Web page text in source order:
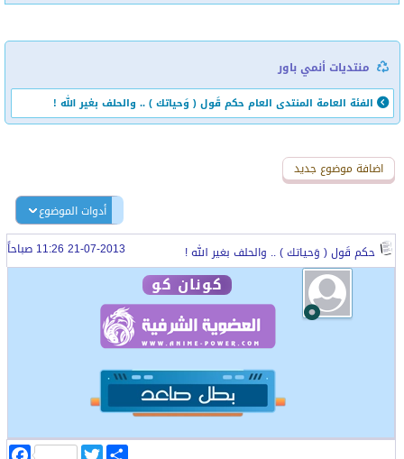
منتديات أنمي باور
الفئة العامة المنتدى العام حكم قَول ( وَحياتك ) .. والحلف بغير الله !
اضافة رد جديد
اضافة موضوع جديد
أدوات الموضوع
حكم قَول ( وَحياتك ) .. والحلف بغير الله ! 21-07-2013 11:26 صباحاً
كونان كو
T